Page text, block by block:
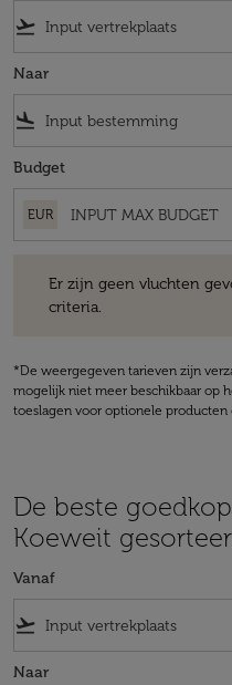
flight_takeoff
Naar
flight_land
Budget
EUR
Er zijn geen vluchten
criteria.
*De weergegeven tarieven zijn
mogelijk niet meer beschikbaar op
toeslagen voor optionele producten
De beste
Koeweit
Vanaf
flight_takeoff
Naar